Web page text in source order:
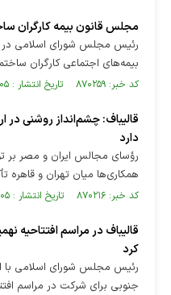
مجلس قانون بیمه‌ کارگران
رئیس مجلس شورای اسلامی در
بیمه‌های اجتماعی کارگران
کد خبر: ۸۷۰۲۵۹ تاریخ انتشار : ۱۴۰۲/۰۷/۰۵
قالیباف: چشم‌انداز روشنی در
دارد
رؤسای مجالس ایران و مصر بر
همکاری‌ها میان تهران و قاهره
کد خبر: ۸۷۰۲۱۶ تاریخ انتشار : ۱۴۰۲/۰۷/۰۵
قالیباف در مراسم افتتاحیه
کرد
رئیس مجلس شورای اسلامی با
جنوبی برای شرکت در مراسم